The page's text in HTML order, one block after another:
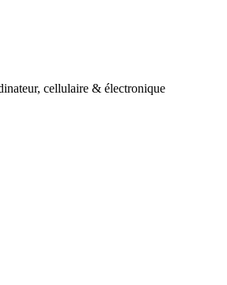
cellulaire & électronique